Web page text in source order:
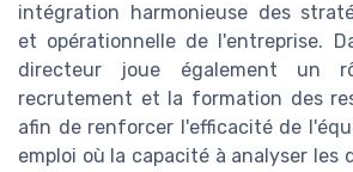
intégration harmonieuse des
et opérationnelle de l'entreprise.
directeur joue également un
recrutement et la formation des
afin de renforcer l'efficacité de
emploi où la capacité à analyser les